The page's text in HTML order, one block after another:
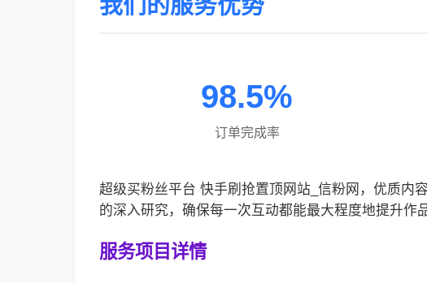
我们的服务优势
98.5%
订单完成率
超级买粉丝平台 快手刷抢置顶网站_信粉网，优质内
的深入研究，确保每一次互动都能最大程度地提升作
服务项目详情